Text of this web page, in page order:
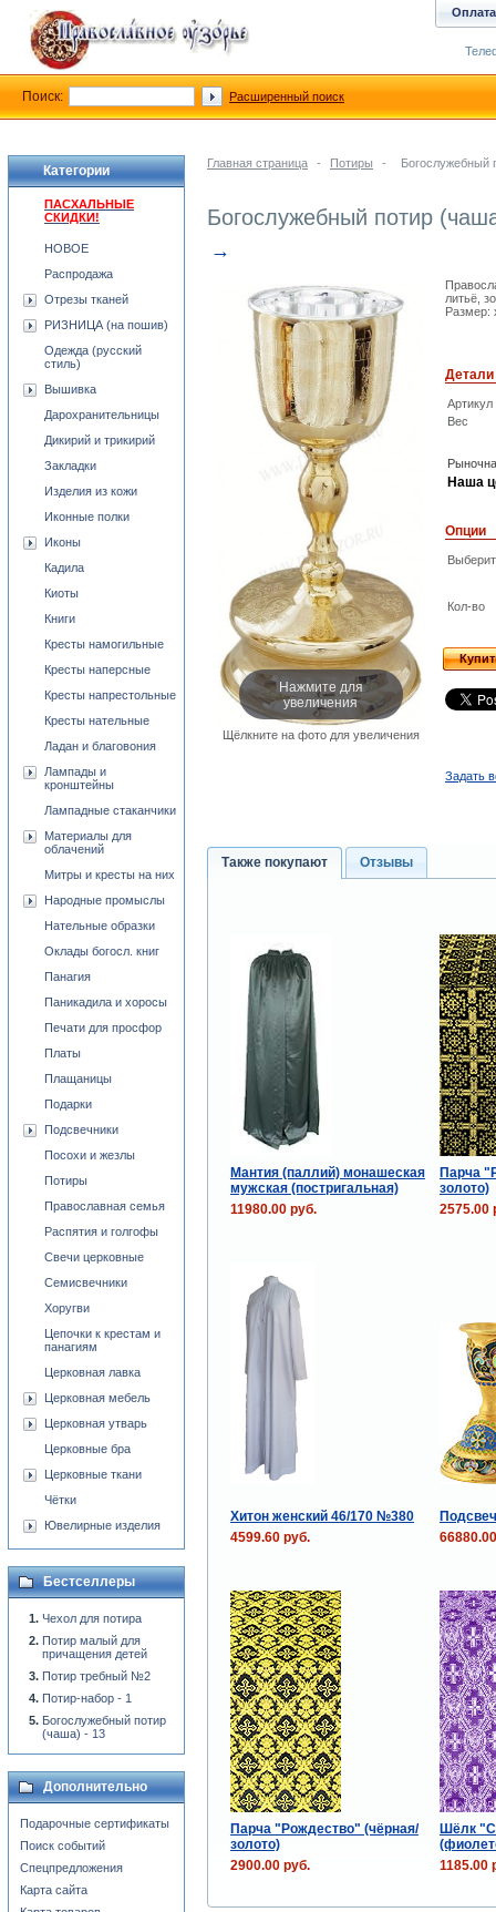
Главная страница - Потиры - Богослужебный
Богослужебный потир
→
Нажмите для
увеличения
Щёлкните на фото для увеличения
литьё,
Размер:
Детали
Артикул
Вес
Наша
Опции
Кол-во
Задать
Также покупают Отзывы
Мантия (паллий) монашеская
мужская (постригальная)
Парча
золото)
11980.00 руб.
2575.00
Хитон женский 46/170 №380
4599.60 руб.
Парча "Рождество" (чёрная/
золото)
Шёлк
2900.00 руб.
1185.00
Категории
ПАСХАЛЬНЫЕ
СКИДКИ!
НОВОЕ
Распродажа
Отрезы тканей
РИЗНИЦА (на пошив)
Одежда (русский
стиль)
Вышивка
Дарохранительницы
Дикирий и трикирий
Закладки
Изделия из кожи
Иконные полки
Иконы
Кадила
Киоты
Книги
Кресты намогильные
Кресты наперсные
Кресты напрестольные
Кресты нательные
Ладан и благовония
Лампады и
кронштейны
Лампадные стаканчики
Материалы для
облачений
Митры и кресты на них
Народные промыслы
Нательные образки
Оклады богосл. книг
Панагия
Паникадила и хоросы
Печати для просфор
Платы
Плащаницы
Подарки
Подсвечники
Посохи и жезлы
Потиры
Православная семья
Распятия и голгофы
Свечи церковные
Семисвечники
Хоругви
Цепочки к крестам и
панагиям
Церковная лавка
Церковная мебель
Церковная утварь
Церковные бра
Церковные ткани
Чётки
Ювелирные изделия
Бестселлеры
Чехол для потира
Потир малый для
причащения детей
Потир требный №2
Потир-набор - 1
Богослужебный потир
(чаша) - 13
Дополнительно
Подарочные сертификаты
Поиск событий
Спецпредложения
Карта сайта
Оплата
Поиск: Расширенный поиск